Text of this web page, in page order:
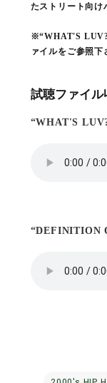
たストリート向け
※“WHAT'S
ァイルをご参照下
試聴ファイル
“WHAT'S
“DEFINITION